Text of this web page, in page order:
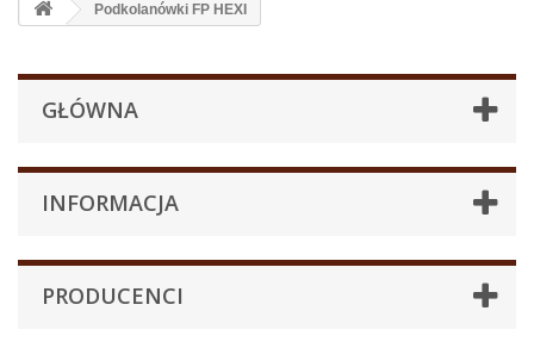
Podkolanówki FP HEXI
GŁÓWNA
INFORMACJA
PRODUCENCI